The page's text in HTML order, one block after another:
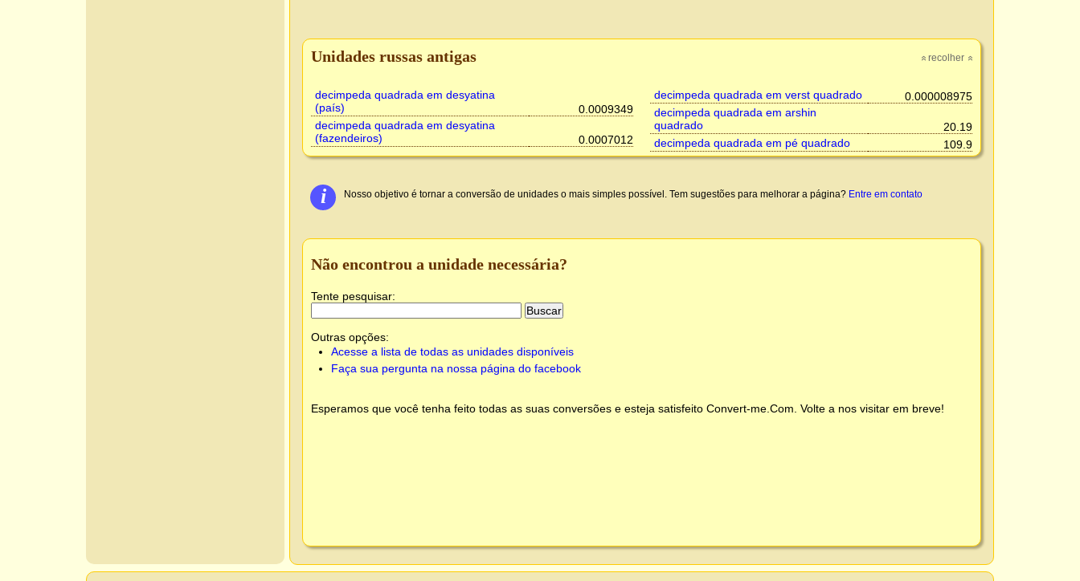
» recolher»
Unidades russas antigas
decimpeda quadrada em desyatina
(país)
0.0009349
decimpeda quadrada em desyatina
(fazendeiros)
0.0007012
decimpeda quadrada em verst quadrado
0.000008975
decimpeda quadrada em arshin
quadrado
20.19
decimpeda quadrada em pé quadrado
109.9
i Nosso objetivo é tornar a conversão de unidades o mais simples possível. Tem sugestões para melhorar a página? Entre em contato
Não encontrou a unidade necessária?
Tente pesquisar:
Outras opções:
Acesse a lista de todas as unidades disponíveis
Faça sua pergunta na nossa página do facebook
Esperamos que você tenha feito todas as suas conversões e esteja satisfeito Convert-me.Com . Volte a nos visitar em breve!